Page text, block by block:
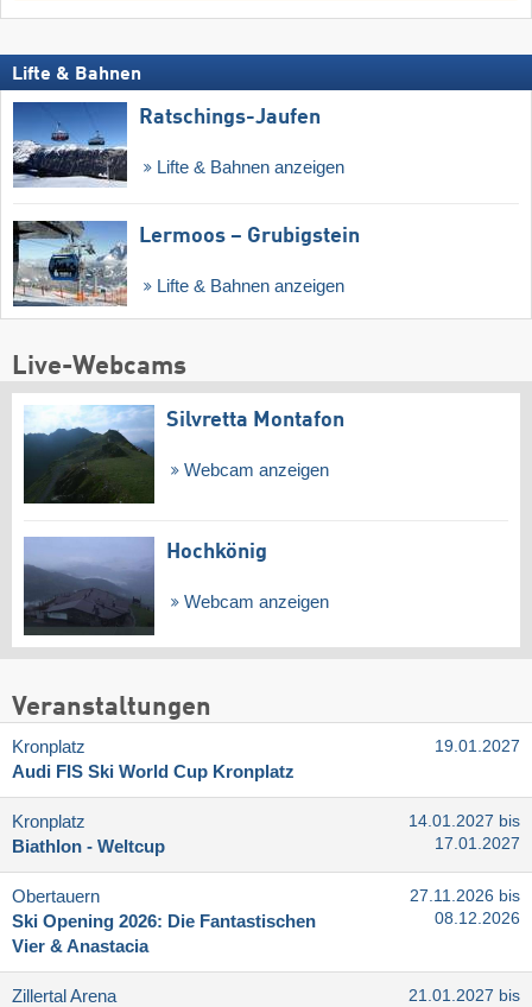
Lifte & Bahnen
Ratschings-Jaufen
Lifte & Bahnen anzeigen
Lermoos – Grubigstein
Lifte & Bahnen anzeigen
Live-Webcams
Silvretta Montafon
Webcam anzeigen
Hochkönig
Webcam anzeigen
Veranstaltungen
Kronplatz
Audi FIS Ski World Cup Kronplatz
19.01.2027
Kronplatz
Biathlon - Weltcup
14.01.2027 bis
17.01.2027
Obertauern
Ski Opening 2026: Die Fantastischen
Vier & Anastacia
27.11.2026 bis
08.12.2026
Zillertal Arena 21.01.2027 bis